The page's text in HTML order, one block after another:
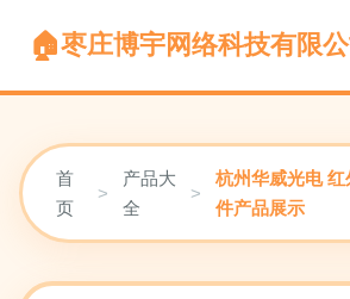
枣庄博宇网络科技有限公
首
页
>
产品大
全
>
杭州华威光电
件产品展示